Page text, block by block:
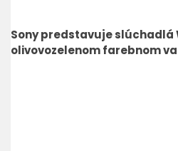
Sony predstavuje slúchadlá
olivovozelenom farebnom